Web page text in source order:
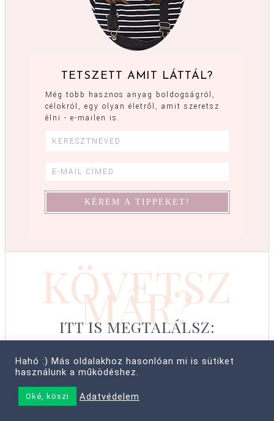
TETSZETT AMIT LÁTTÁL?
Még több hasznos anyag boldogságról,
célokról, egy olyan életről, amit szeretsz
élni - e-mailen is.
KÖVETSZ
MÁR?
ITT IS MEGTALÁLSZ:
© COPYRIGHT 2008–2026 CABBIT SUPREME LTD, FARKAS LÍVIA
• MINDEN JOG FENNTARTVA! ·
Hahó :) Más oldalakhoz hasonlóan mi is sütiket
használunk a működéshez.
Oké, köszi Adatvédelem